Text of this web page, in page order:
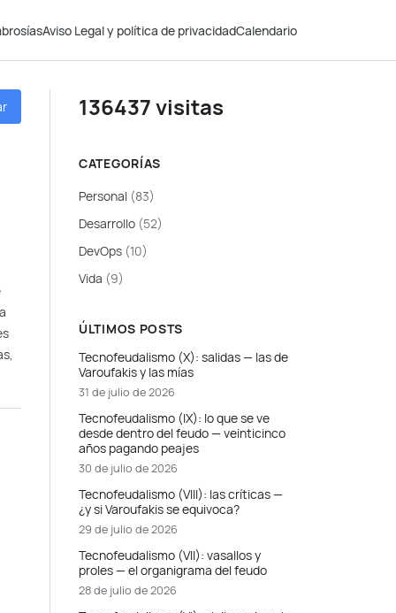
Aviso Legal y política de privacidadCalendario
136437 visitas
CATEGORÍAS
Personal (83)
Desarrollo (52)
DevOps (10)
Vida (9)
ÚLTIMOS POSTS
Tecnofeudalismo (X): salidas — las de
Varoufakis y las mías
31 de julio de 2026
Tecnofeudalismo (IX): lo que se ve
desde dentro del feudo — veinticinco
años pagando peajes
30 de julio de 2026
Tecnofeudalismo (VIII): las críticas —
¿y si Varoufakis se equivoca?
29 de julio de 2026
Tecnofeudalismo (VII): vasallos y
proles — el organigrama del feudo
28 de julio de 2026